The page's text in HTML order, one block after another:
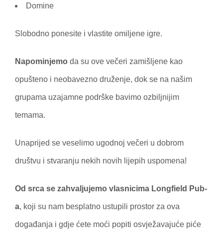
Domine
Slobodno ponesite i vlastite omiljene igre.
Napominjemo da su ove večeri zamišljene kao
opušteno i neobavezno druženje, dok se na našim
grupama uzajamne podrške bavimo ozbiljnijim
temama.
Unaprijed se veselimo ugodnoj večeri u dobrom
društvu i stvaranju nekih novih lijepih uspomena!
Od srca se zahvaljujemo vlasnicima Longfield Pub-
a, koji su nam besplatno ustupili prostor za ova
događanja i gdje ćete moći popiti osvježavajuće piće